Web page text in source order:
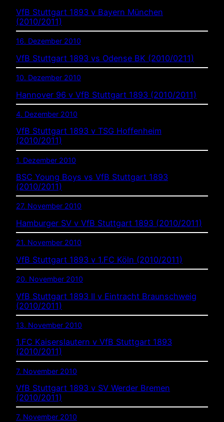
VfB Stuttgart 1893 v Bayern München
(2010/2011)
16. Dezember 2010
VfB Stuttgart 1893 vs Odense BK (2010/0211)
10. Dezember 2010
Hannover 96 v VfB Stuttgart 1893 (2010/2011)
4. Dezember 2010
VfB Stuttgart 1893 v TSG Hoffenheim
(2010/2011)
1. Dezember 2010
BSC Young Boys vs VfB Stuttgart 1893
(2010/2011)
27. November 2010
Hamburger SV v VfB Stuttgart 1893 (2010/2011)
21. November 2010
VfB Stuttgart 1893 v 1.FC Köln (2010/2011)
20. November 2010
VfB Stuttgart 1893 II v Eintracht Braunschweig
(2010/2011)
13. November 2010
1.FC Kaiserslautern v VfB Stuttgart 1893
(2010/2011)
7. November 2010
VfB Stuttgart 1893 v SV Werder Bremen
(2010/2011)
7. November 2010